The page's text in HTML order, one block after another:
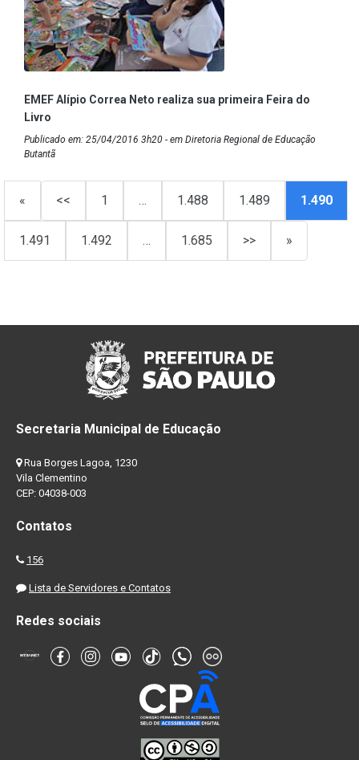
EMEF Alípio Correa Neto realiza sua primeira Feira do
Livro
Publicado em: 25/04/2016 3h20 - em Diretoria Regional de Educação
Butantã
« << 1 … 1.488 1.489 1.490
1.491 1.492 … 1.685 >> »
Secretaria Municipal de Educação
Rua Borges Lagoa, 1230
Vila Clementino
CEP: 04038-003
Contatos
156
Lista de Servidores e Contatos
Redes sociais